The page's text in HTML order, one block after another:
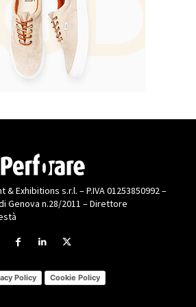
Exhibitions s.r.l. – P.IVA 01253850992 –
Genova n.28/2011 – Direttore
Policy Cookie Policy